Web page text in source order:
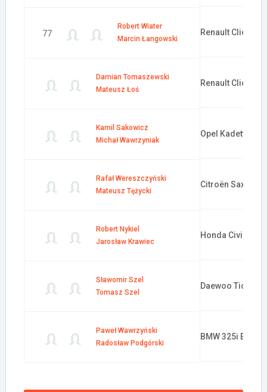
77
Robert Wiater
Marcin Łangowski
Renault Clio
Damian Tomaszewski
Mateusz Łoś
Renault Clio
Kamil Sakowicz
Michał Wawrzyniak
Opel Kadett GSI
Rafał Wereszczyński
Mateusz Tężycki
Citroën Saxo
Robert Nykiel
Jarosław Krawiec
Honda Civic
Sławomir Szel
Tomasz Szel
Daewoo Tico
Paweł Wawrzyński
Radosław Podgórski
BMW 325i E30